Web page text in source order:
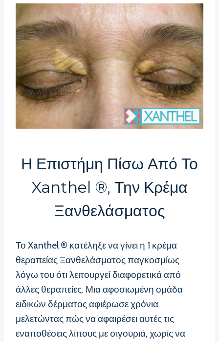
Η Επιστήμη Πίσω Από Το
Xanthel ®, Την Κρέμα
Ξανθελάσματος
Το Xanthel ® κατέληξε να γίνει η 1 κρέμα
θεραπείας Ξανθελάσματος παγκοσμίως
λόγω του ότι λειτουργεί διαφορετικά από
άλλες θεραπείες. Μια αφοσιωμένη ομάδα
ειδικών δέρματος αφιέρωσε χρόνια
μελετώντας πώς να αφαιρέσει αυτές τις
εναποθέσεις λίπους με σιγουριά, χωρίς να